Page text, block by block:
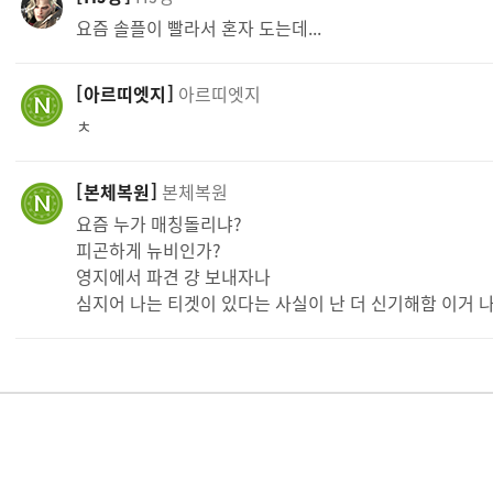
요즘 솔플이 빨라서 혼자 도는데...
아르띠엣지 아르띠엣지
ㅊ
본체복원 본체복원
요즘 누가 매칭돌리냐?
피곤하게 뉴비인가?
영지에서 파견 걍 보내자나
심지어 나는 티겟이 있다는 사실이 난 더 신기해함 이거